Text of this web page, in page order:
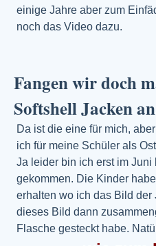
einige Jahre aber zum
noch das Video dazu.
Fangen wir doch
Softshell Jacken
Da ist die eine für mich,
ich für meine Schüler als
Ja leider bin ich erst im Juni
gekommen. Die Kinder
erhalten wo ich das Bild der
dieses Bild dann
Flasche gesteckt habe.